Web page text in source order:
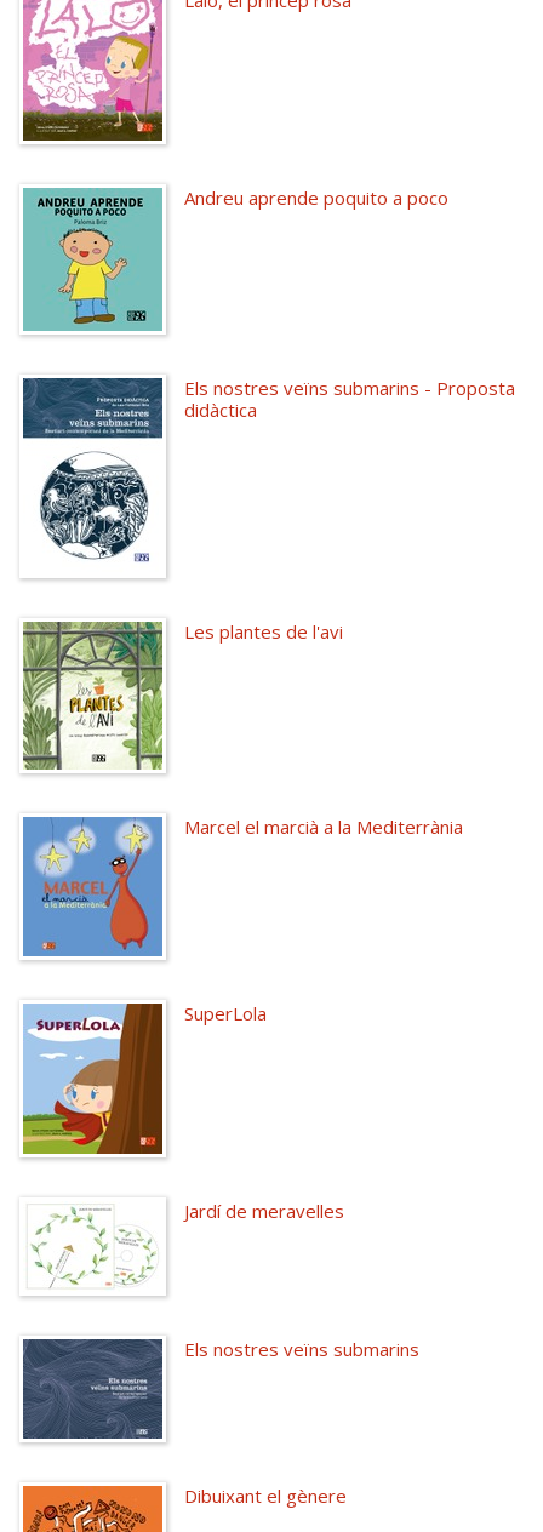
Andreu aprende poquito a poco
Els nostres veïns submarins - Proposta
didàctica
Les plantes de l'avi
Marcel el marcià a la Mediterrània
SuperLola
Jardí de meravelles
Els nostres veïns submarins
Dibuixant el gènere